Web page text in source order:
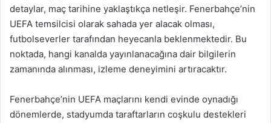
detaylar, maç tarihine yaklaştıkça netleşir. Fenerbahçe’nin
UEFA temsilcisi olarak sahada yer alacak olması,
futbolseverler tarafından heyecanla beklenmektedir. Bu
noktada, hangi kanalda yayınlanacağına dair bilgilerin
zamanında alınması, izleme deneyimini artıracaktır.
Fenerbahçe’nin UEFA maçlarını kendi evinde oynadığı
dönemlerde, stadyumda taraftarların coşkulu destekleri